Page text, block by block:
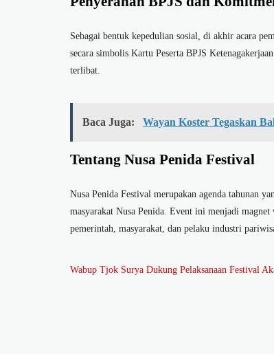
Sebagai bentuk kepedulian sosial, di akhir acara
secara simbolis Kartu Peserta BPJS
terlibat.
Baca Juga: Wayan Koster Tegaskan
Tentang Nusa Penida Festival
Nusa Penida Festival merupakan agenda tahunan
masyarakat Nusa Penida. Event ini menjadi
pemerintah, masyarakat, dan pelaku industri
Wabup Tjok Surya Dukung Pelaksanaan Festival